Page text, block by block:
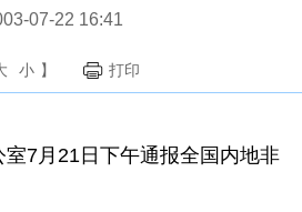
07-22 16:41
小 】 打印
7月21日下午通报全国内地非